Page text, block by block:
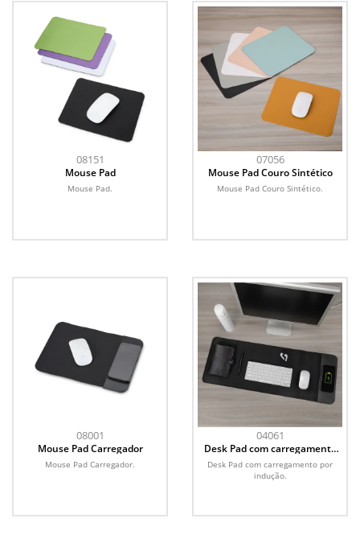
08151
Mouse Pad
Mouse Pad.
07056
Mouse Pad Couro Sintético
Mouse Pad Couro Sintético.
08001
Mouse Pad Carregador
Mouse Pad Carregador.
04061
Desk Pad com carregamento
Desk Pad com carregamento por
indução.